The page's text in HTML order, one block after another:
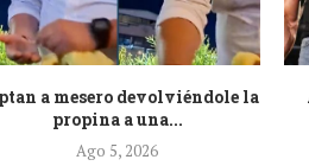
a mesero devolviéndole la
propina a una...
Ago 5, 2026